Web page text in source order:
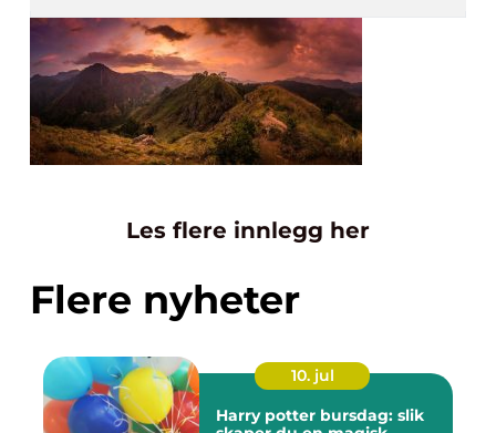
Les flere innlegg her
Flere nyheter
10. jul
Harry potter bursdag: slik